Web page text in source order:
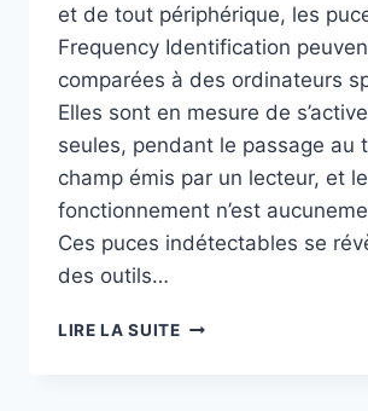
et de tout périphérique, les
Frequency Identification
comparées à des ordinateurs
Elles sont en mesure de
seules, pendant le passage au
champ émis par un lecteur, et
fonctionnement n’est
Ces puces indétectables se
des outils…
LIRE LA SUITECOMMENT